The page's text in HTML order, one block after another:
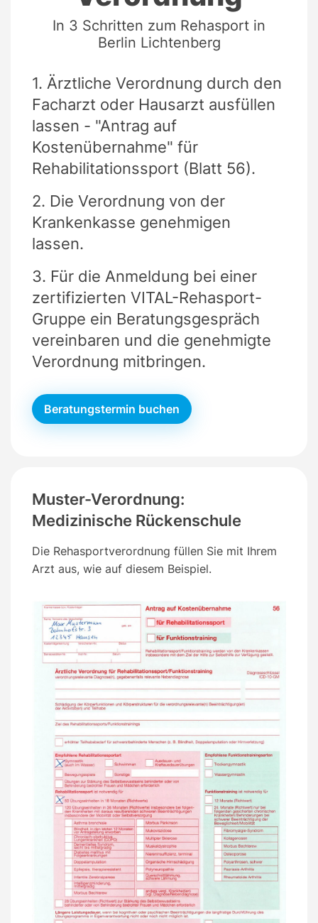
In 3 Schritten zum Rehasport in
Berlin Lichtenberg
1. Ärztliche Verordnung durch den
Facharzt oder Hausarzt ausfüllen
lassen - "Antrag auf
Kostenübernahme" für
Rehabilitationssport (Blatt 56).
2. Die Verordnung von der
Krankenkasse genehmigen
lassen.
3. Für die Anmeldung bei einer
zertifizierten VITAL-Rehasport-
Gruppe ein Beratungsgespräch
vereinbaren und die genehmigte
Verordnung mitbringen.
Beratungstermin buchen
Muster-Verordnung:
Medizinische Rückenschule
Die Rehasportverordnung füllen Sie mit Ihrem
Arzt aus, wie auf diesem Beispiel.